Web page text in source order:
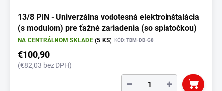
13/8 PIN - Univerzálna vodotesná elektroinštalácia
(s modulom) pre ťažné zariadenia (so spiatočkou)
NA CENTRÁLNOM SKLADE(5 KS) KÓD:TBM-DB-G8
€100,90
(€82,03 bez DPH)
+
−